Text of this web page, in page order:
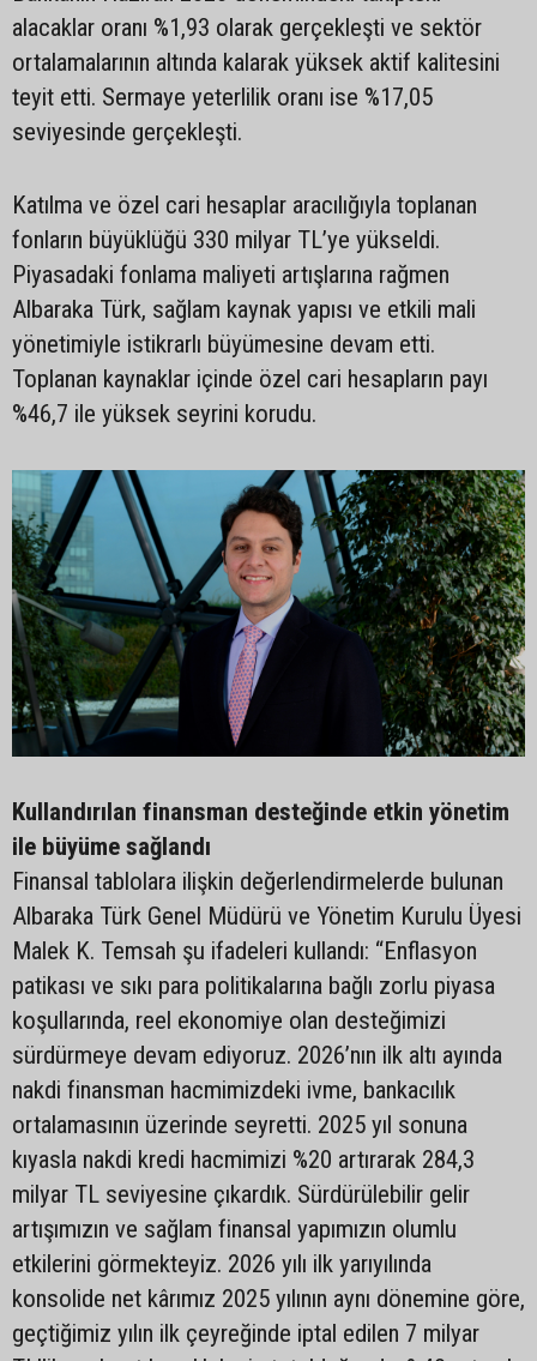
alacaklar oranı %1,93 olarak gerçekleşti ve sektör
ortalamalarının altında kalarak yüksek aktif kalitesini
teyit etti. Sermaye yeterlilik oranı ise %17,05
seviyesinde gerçekleşti.
Katılma ve özel cari hesaplar aracılığıyla toplanan
fonların büyüklüğü 330 milyar TL’ye yükseldi.
Piyasadaki fonlama maliyeti artışlarına rağmen
Albaraka Türk, sağlam kaynak yapısı ve etkili mali
yönetimiyle istikrarlı büyümesine devam etti.
Toplanan kaynaklar içinde özel cari hesapların payı
%46,7 ile yüksek seyrini korudu.
Kullandırılan finansman desteğinde etkin yönetim
ile büyüme sağlandı
Finansal tablolara ilişkin değerlendirmelerde bulunan
Albaraka Türk Genel Müdürü ve Yönetim Kurulu Üyesi
Malek K. Temsah şu ifadeleri kullandı: “Enflasyon
patikası ve sıkı para politikalarına bağlı zorlu piyasa
koşullarında, reel ekonomiye olan desteğimizi
sürdürmeye devam ediyoruz. 2026’nın ilk altı ayında
nakdi finansman hacmimizdeki ivme, bankacılık
ortalamasının üzerinde seyretti. 2025 yıl sonuna
kıyasla nakdi kredi hacmimizi %20 artırarak 284,3
milyar TL seviyesine çıkardık. Sürdürülebilir gelir
artışımızın ve sağlam finansal yapımızın olumlu
etkilerini görmekteyiz. 2026 yılı ilk yarıyılında
konsolide net kârımız 2025 yılının aynı dönemine göre,
geçtiğimiz yılın ilk çeyreğinde iptal edilen 7 milyar